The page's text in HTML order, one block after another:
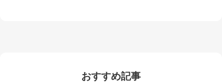
おすすめ記事